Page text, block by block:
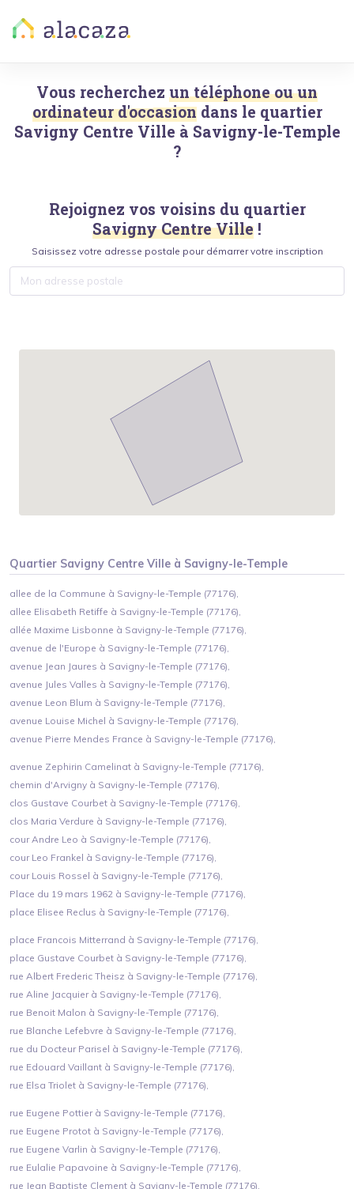
Vous recherchez un téléphone ou un
ordinateur d'occasion dans le quartier
Savigny Centre Ville à Savigny-le-Temple
?
Rejoignez vos voisins du quartier
Savigny Centre Ville !
Saisissez votre adresse postale pour démarrer votre inscription
Quartier Savigny Centre Ville à Savigny-le-Temple
allee de la Commune à Savigny-le-Temple (77176),
allee Elisabeth Retiffe à Savigny-le-Temple (77176),
allée Maxime Lisbonne à Savigny-le-Temple (77176),
avenue de l'Europe à Savigny-le-Temple (77176),
avenue Jean Jaures à Savigny-le-Temple (77176),
avenue Jules Valles à Savigny-le-Temple (77176),
avenue Leon Blum à Savigny-le-Temple (77176),
avenue Louise Michel à Savigny-le-Temple (77176),
avenue Pierre Mendes France à Savigny-le-Temple (77176),
avenue Zephirin Camelinat à Savigny-le-Temple (77176),
chemin d'Arvigny à Savigny-le-Temple (77176),
clos Gustave Courbet à Savigny-le-Temple (77176),
clos Maria Verdure à Savigny-le-Temple (77176),
cour Andre Leo à Savigny-le-Temple (77176),
cour Leo Frankel à Savigny-le-Temple (77176),
cour Louis Rossel à Savigny-le-Temple (77176),
Place du 19 mars 1962 à Savigny-le-Temple (77176),
place Elisee Reclus à Savigny-le-Temple (77176),
place Francois Mitterrand à Savigny-le-Temple (77176),
place Gustave Courbet à Savigny-le-Temple (77176),
rue Albert Frederic Theisz à Savigny-le-Temple (77176),
rue Aline Jacquier à Savigny-le-Temple (77176),
rue Benoit Malon à Savigny-le-Temple (77176),
rue Blanche Lefebvre à Savigny-le-Temple (77176),
rue du Docteur Parisel à Savigny-le-Temple (77176),
rue Edouard Vaillant à Savigny-le-Temple (77176),
rue Elsa Triolet à Savigny-le-Temple (77176),
rue Eugene Pottier à Savigny-le-Temple (77176),
rue Eugene Protot à Savigny-le-Temple (77176),
rue Eugene Varlin à Savigny-le-Temple (77176),
rue Eulalie Papavoine à Savigny-le-Temple (77176),
rue Jean Baptiste Clement à Savigny-le-Temple (77176),